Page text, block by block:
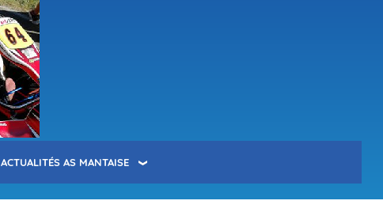
ACTUALITÉS AS MANTAISE